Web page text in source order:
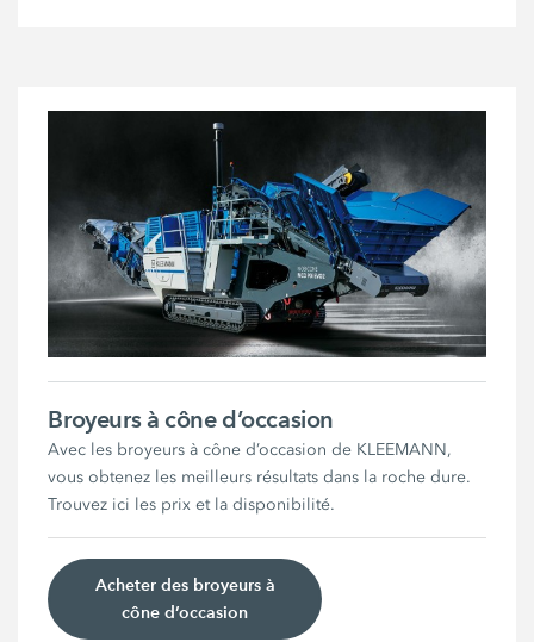
Broyeurs à cône d’occasion
Avec les broyeurs à cône d’occasion de KLEEMANN,
vous obtenez les meilleurs résultats dans la roche dure.
Trouvez ici les prix et la disponibilité.
Acheter des broyeurs à
cône d’occasion